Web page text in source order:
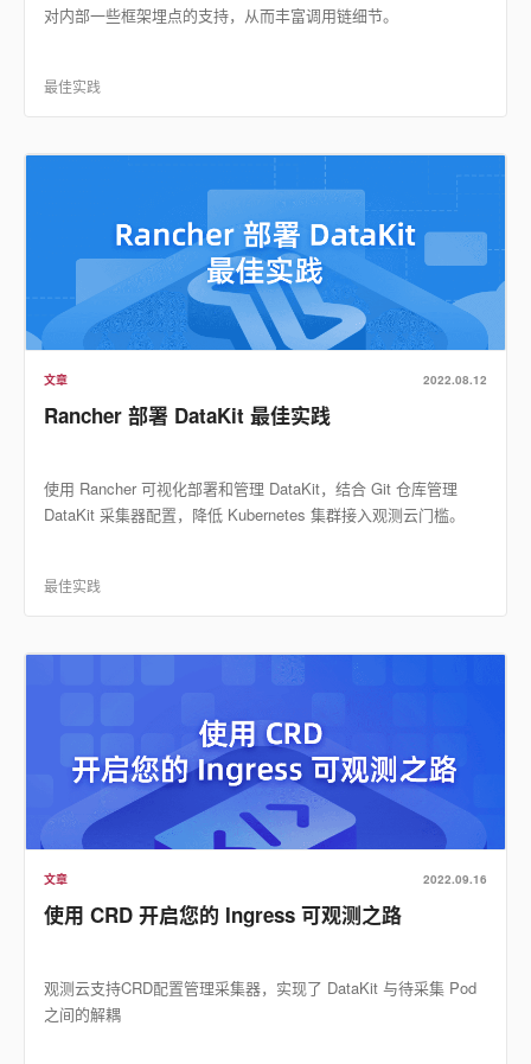
对内部一些框架埋点的支持，从而丰富调用链细节。
最佳实践
文章 2022.08.12
Rancher 部署 DataKit 最佳实践
使用 Rancher 可视化部署和管理 DataKit，结合 Git 仓库管理
DataKit 采集器配置，降低 Kubernetes 集群接入观测云门槛。
最佳实践
文章 2022.09.16
使用 CRD 开启您的 Ingress 可观测之路
观测云支持CRD配置管理采集器，实现了 DataKit 与待采集 Pod
之间的解耦